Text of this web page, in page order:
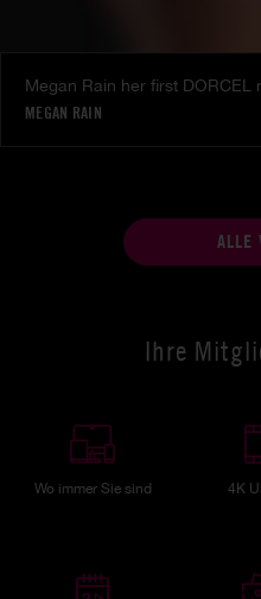
Megan Rain her first DORCEL
MEGAN RAIN
ALLE
Ihre
Wo immer Sie sind 4K